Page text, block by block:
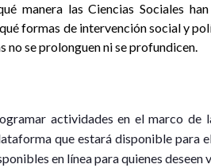
manera las Ciencias Sociales
formas de intervención social y
no se prolonguen ni se profundicen.
actividades en el marco de
que estará disponible para
en línea para quienes deseen